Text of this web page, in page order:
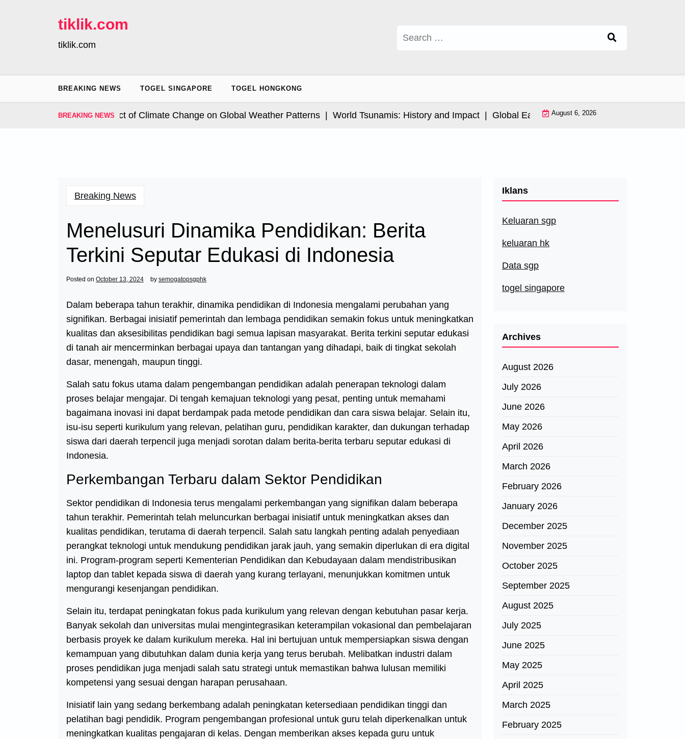
tiklik.com
tiklik.com
BREAKING NEWS TOGEL SINGAPORE TOGEL HONGKONG
BREAKING NEWS
Hurricanes: The Impact of Climate Change on Global Weather Patterns |World Tsunamis: History and Impact |Global Earthquake: Impact and International
August 6, 2026
Breaking News
Menelusuri Dinamika Pendidikan: Berita
Terkini Seputar Edukasi di Indonesia
Posted on October 13, 2024 by semogatopsgphk
Dalam beberapa tahun terakhir, dinamika pendidikan di Indonesia mengalami perubahan yang
signifikan. Berbagai inisiatif pemerintah dan lembaga pendidikan semakin fokus untuk meningkatkan
kualitas dan aksesibilitas pendidikan bagi semua lapisan masyarakat. Berita terkini seputar edukasi
di tanah air mencerminkan berbagai upaya dan tantangan yang dihadapi, baik di tingkat sekolah
dasar, menengah, maupun tinggi.
Salah satu fokus utama dalam pengembangan pendidikan adalah penerapan teknologi dalam
proses belajar mengajar. Di tengah kemajuan teknologi yang pesat, penting untuk memahami
bagaimana inovasi ini dapat berdampak pada metode pendidikan dan cara siswa belajar. Selain itu,
isu-isu seperti kurikulum yang relevan, pelatihan guru, pendidikan karakter, dan dukungan terhadap
siswa dari daerah terpencil juga menjadi sorotan dalam berita-berita terbaru seputar edukasi di
Indonesia.
Perkembangan Terbaru dalam Sektor Pendidikan
Sektor pendidikan di Indonesia terus mengalami perkembangan yang signifikan dalam beberapa
tahun terakhir. Pemerintah telah meluncurkan berbagai inisiatif untuk meningkatkan akses dan
kualitas pendidikan, terutama di daerah terpencil. Salah satu langkah penting adalah penyediaan
perangkat teknologi untuk mendukung pendidikan jarak jauh, yang semakin diperlukan di era digital
ini. Program-program seperti Kementerian Pendidikan dan Kebudayaan dalam mendistribusikan
laptop dan tablet kepada siswa di daerah yang kurang terlayani, menunjukkan komitmen untuk
mengurangi kesenjangan pendidikan.
Selain itu, terdapat peningkatan fokus pada kurikulum yang relevan dengan kebutuhan pasar kerja.
Banyak sekolah dan universitas mulai mengintegrasikan keterampilan vokasional dan pembelajaran
berbasis proyek ke dalam kurikulum mereka. Hal ini bertujuan untuk mempersiapkan siswa dengan
kemampuan yang dibutuhkan dalam dunia kerja yang terus berubah. Melibatkan industri dalam
proses pendidikan juga menjadi salah satu strategi untuk memastikan bahwa lulusan memiliki
kompetensi yang sesuai dengan harapan perusahaan.
Inisiatif lain yang sedang berkembang adalah peningkatan ketersediaan pendidikan tinggi dan
pelatihan bagi pendidik. Program pengembangan profesional untuk guru telah diperkenalkan untuk
meningkatkan kualitas pengajaran di kelas. Dengan memberikan akses kepada guru untuk
Iklans
Keluaran sgp
keluaran hk
Data sgp
togel singapore
Archives
August 2026
July 2026
June 2026
May 2026
April 2026
March 2026
February 2026
January 2026
December 2025
November 2025
October 2025
September 2025
August 2025
July 2025
June 2025
May 2025
April 2025
March 2025
February 2025